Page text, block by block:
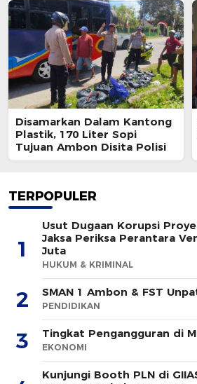
Disamarkan Dalam Kantong
Plastik, 170 Liter Sopi
Tujuan Ambon Disita Polisi
TERPOPULER
1
Usut Dugaan Korupsi
Jaksa Periksa Perantara
Juta
HUKUM & KRIMINAL
2 SMAN 1 Ambon & FST
PENDIDIKAN
3 Tingkat Pengangguran di
EKONOMI
Kunjungi Booth PLN di